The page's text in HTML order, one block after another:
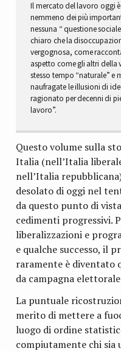
Il mercato del lavoro oggi
nemmeno dei più
nessuna “ questione
chiaro che la
vergognosa, come
aspetto come gli altri della
stesso tempo “naturale” e
naufragate le illusioni di
ragionato per decenni di
lavoro”.
Questo volume sulla
Italia (nell’Italia
nell’Italia
desolato di oggi nel
da questo punto di
cedimenti progressivi.
liberalizzazioni e
e qualche successo, il
raramente è diventato
da campagna
La puntuale
merito di mettere a
luogo di ordine
compiutamente chi sia